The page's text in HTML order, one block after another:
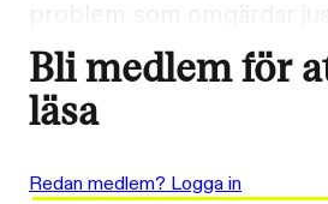
Bli medlem för
läsa
Redan medlem? Logga in